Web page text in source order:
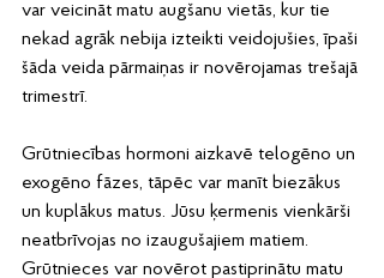
var veicināt matu augšanu vietās, kur tie
nekad agrāk nebija izteikti veidojušies, īpaši
šāda veida pārmaiņas ir novērojamas trešajā
trimestrī.
Grūtniecības hormoni aizkavē telogēno un
exogēno fāzes, tāpēc var manīt biezākus
un kuplākus matus. Jūsu ķermenis vienkārši
neatbrīvojas no izaugušajiem matiem.
Grūtnieces var novērot pastiprinātu matu